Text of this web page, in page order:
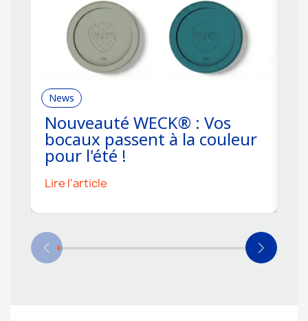
News
Nouveauté WECK® : Vos
bocaux passent à la couleur
pour l'été !
Lire l'article